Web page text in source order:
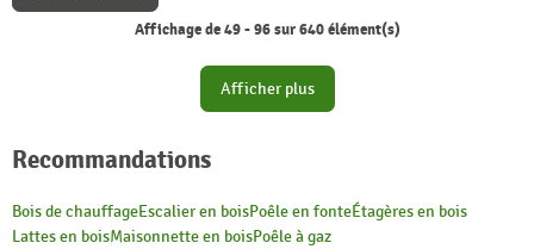
Affichage de 49 - 96 sur 640 élément(s)
Afficher plus
Recommandations
Bois de chauffageEscalier en boisPoêle en fonteÉtagères en bois
Lattes en boisMaisonnette en boisPoêle à gaz